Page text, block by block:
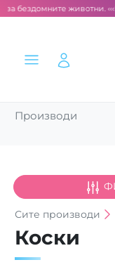
бездомните животни. ‹‹‹
Производи
Сите производи
Коски